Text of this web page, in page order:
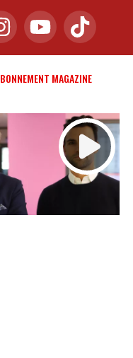
MAGAZINE